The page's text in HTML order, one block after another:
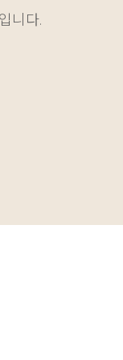
니다.
재미를 더해줍니다.
정할 수 있습니다.
니다.